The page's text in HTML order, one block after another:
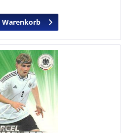
Warenkorb